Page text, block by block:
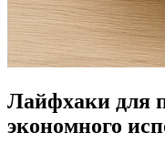
Лайфхаки для
экономного